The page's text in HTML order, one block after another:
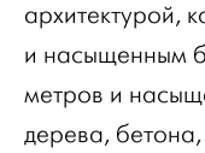
архитектурой,
и насыщенным
метров и
дерева,